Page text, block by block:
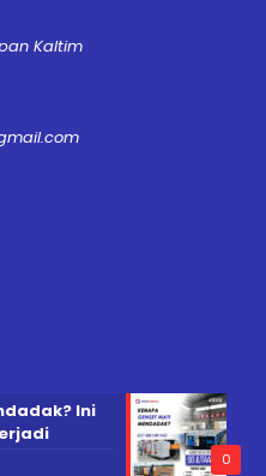
Kaltim
0
Ini